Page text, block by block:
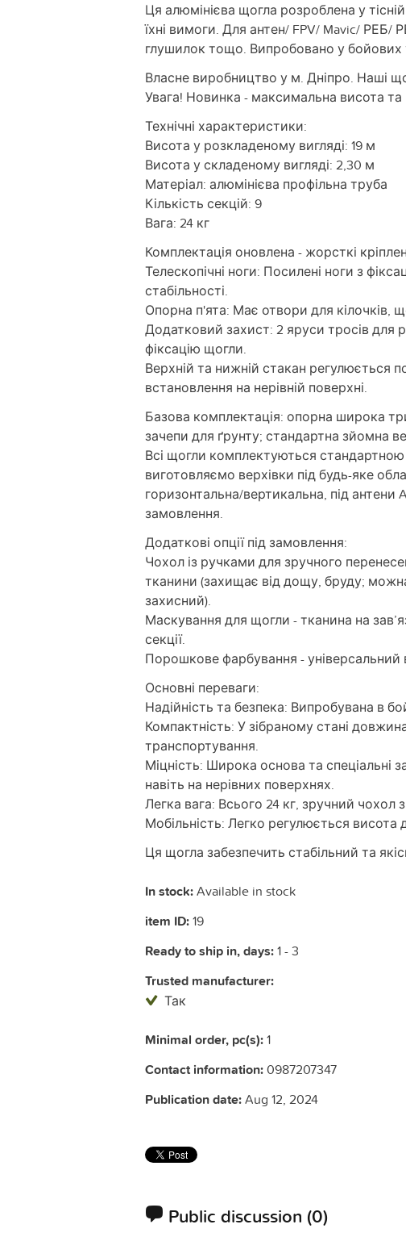
Ця алюмінієва щогла розроблена у
їхні вимоги. Для антен/ FPV/ Mavic/ РЕБ/
глушилок тощо. Випробовано у бойових
Власне виробництво у м. Дніпро. Наші
Увага! Новинка - максимальна висота та
Технічні характеристики:
Висота у розкладеному вигляді: 19 м
Висота у складеному вигляді: 2,30 м
Матеріал: алюмінієва профільна труба
Кількість секцій: 9
Вага: 24 кг
Комплектація оновлена - жорсткі
Телескопічні ноги: Посилені ноги з
стабільності.
Опорна п'ята: Має отвори для кілочків,
Додатковий захист: 2 яруси тросів для
фіксацію щогли.
Верхній та нижній стакан регулюється
встановлення на нерівній поверхні.
Базова комплектація: опорна широка
зачепи для ґрунту; стандартна зйомна
Всі щогли комплектуються
виготовляємо верхівки під будь-яке
горизонтальна/вертикальна, під антени
замовлення.
Додаткові опції під замовлення:
Чохол із ручками для зручного
тканини (захищає від дощу, бруду;
захисний).
Маскування для щогли - тканина на
секції.
Порошкове фарбування - універсальний
Основні переваги:
Надійність та безпека: Випробувана в
Компактність: У зібраному стані
транспортування.
Міцність: Широка основа та спеціальні
навіть на нерівних поверхнях.
Легка вага: Всього 24 кг, зручний чохол
Мобільність: Легко регулюється висота
Ця щогла забезпечить стабільний та
In stock:Available in stock
item ID:19
Ready to ship in, days:1 - 3
Trusted manufacturer:
Так
Minimal order, pc(s):1
Contact information:0987207347
Publication date:Aug 12, 2024
Public discussion (0)